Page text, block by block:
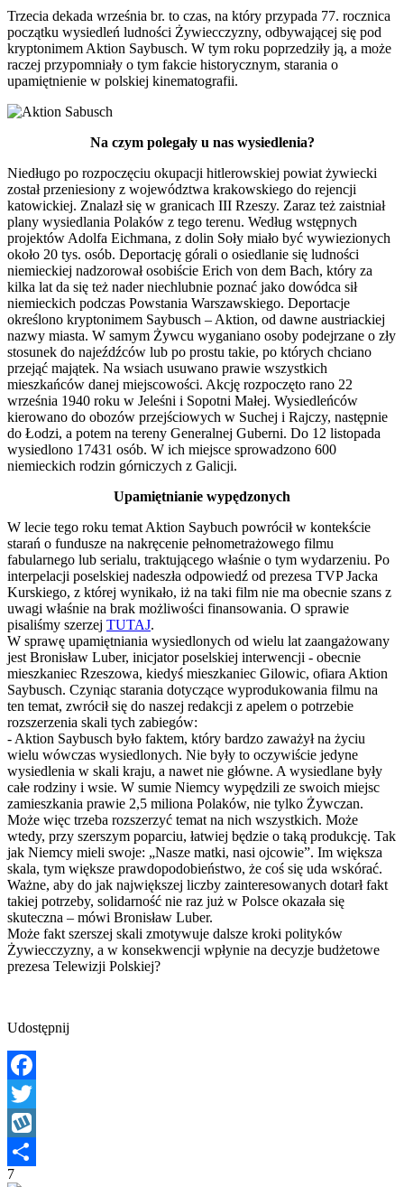
Trzecia dekada września br. to czas, na który przypada 77. rocznica
początku wysiedleń ludności Żywiecczyzny, odbywającej się pod
kryptonimem Aktion Saybusch. W tym roku poprzedziły ją, a może
raczej przypomniały o tym fakcie historycznym, starania o
upamiętnienie w polskiej kinematografii.
Na czym polegały u nas wysiedlenia?
Niedługo po rozpoczęciu okupacji hitlerowskiej powiat żywiecki
został przeniesiony z województwa krakowskiego do rejencji
katowickiej. Znalazł się w granicach III Rzeszy. Zaraz też zaistniał
plany wysiedlania Polaków z tego terenu. Według wstępnych
projektów Adolfa Eichmana, z dolin Soły miało być wywiezionych
około 20 tys. osób. Deportację górali o osiedlanie się ludności
niemieckiej nadzorował osobiście Erich von dem Bach, który za
kilka lat da się też nader niechlubnie poznać jako dowódca sił
niemieckich podczas Powstania Warszawskiego. Deportacje
określono kryptonimem Saybusch – Aktion, od dawne austriackiej
nazwy miasta. W samym Żywcu wyganiano osoby podejrzane o zły
stosunek do najeźdźców lub po prostu takie, po których chciano
przejąć majątek. Na wsiach usuwano prawie wszystkich
mieszkańców danej miejscowości. Akcję rozpoczęto rano 22
września 1940 roku w Jeleśni i Sopotni Małej. Wysiedleńców
kierowano do obozów przejściowych w Suchej i Rajczy, następnie
do Łodzi, a potem na tereny Generalnej Guberni. Do 12 listopada
wysiedlono 17431 osób. W ich miejsce sprowadzono 600
niemieckich rodzin górniczych z Galicji.
Upamiętnianie wypędzonych
W lecie tego roku temat Aktion Saybuch powrócił w kontekście
starań o fundusze na nakręcenie pełnometrażowego filmu
fabularnego lub serialu, traktującego właśnie o tym wydarzeniu. Po
interpelacji poselskiej nadeszła odpowiedź od prezesa TVP Jacka
Kurskiego, z której wynikało, iż na taki film nie ma obecnie szans z
uwagi właśnie na brak możliwości finansowania. O sprawie
pisaliśmy szerzej TUTAJ.
W sprawę upamiętniania wysiedlonych od wielu lat zaangażowany
jest Bronisław Luber, inicjator poselskiej interwencji - obecnie
mieszkaniec Rzeszowa, kiedyś mieszkaniec Gilowic, ofiara Aktion
Saybusch. Czyniąc starania dotyczące wyprodukowania filmu na
ten temat, zwrócił się do naszej redakcji z apelem o potrzebie
rozszerzenia skali tych zabiegów:
- Aktion Saybusch było faktem, który bardzo zaważył na życiu
wielu wówczas wysiedlonych. Nie były to oczywiście jedyne
wysiedlenia w skali kraju, a nawet nie główne. A wysiedlane były
całe rodziny i wsie. W sumie Niemcy wypędzili ze swoich miejsc
zamieszkania prawie 2,5 miliona Polaków, nie tylko Żywczan.
Może więc trzeba rozszerzyć temat na nich wszystkich. Może
wtedy, przy szerszym poparciu, łatwiej będzie o taką produkcję. Tak
jak Niemcy mieli swoje: „Nasze matki, nasi ojcowie”. Im większa
skala, tym większe prawdopodobieństwo, że coś się uda wskórać.
Ważne, aby do jak największej liczby zainteresowanych dotarł fakt
takiej potrzeby, solidarność nie raz już w Polsce okazała się
skuteczna – mówi Bronisław Luber.
Może fakt szerszej skali zmotywuje dalsze kroki polityków
Żywiecczyzny, a w konsekwencji wpłynie na decyzje budżetowe
prezesa Telewizji Polskiej?
Udostępnij
Facebook
Twitter
Wykop
Share
7